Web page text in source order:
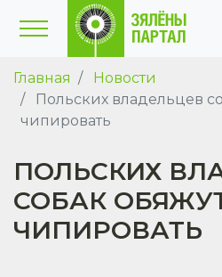
Главная
Новости
Польских владельцев
чипировать
ПОЛЬСКИХ
СОБАК
ЧИПИРОВАТЬ